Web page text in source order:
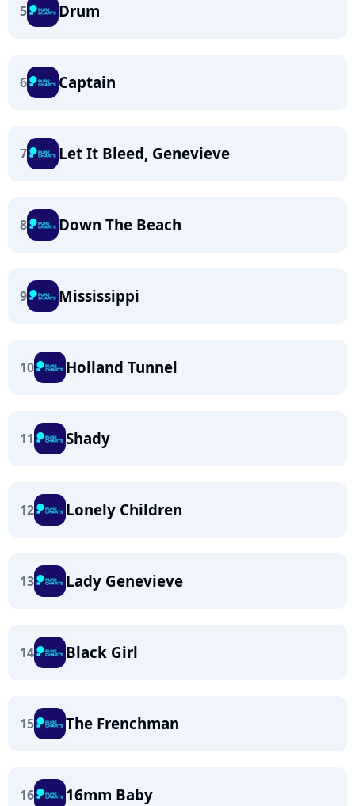
5 Drum
6 Captain
7 Let It Bleed, Genevieve
8 Down The Beach
9 Mississippi
10 Holland Tunnel
11 Shady
12 Lonely Children
13 Lady Genevieve
14 Black Girl
15 The Frenchman
16 16mm Baby